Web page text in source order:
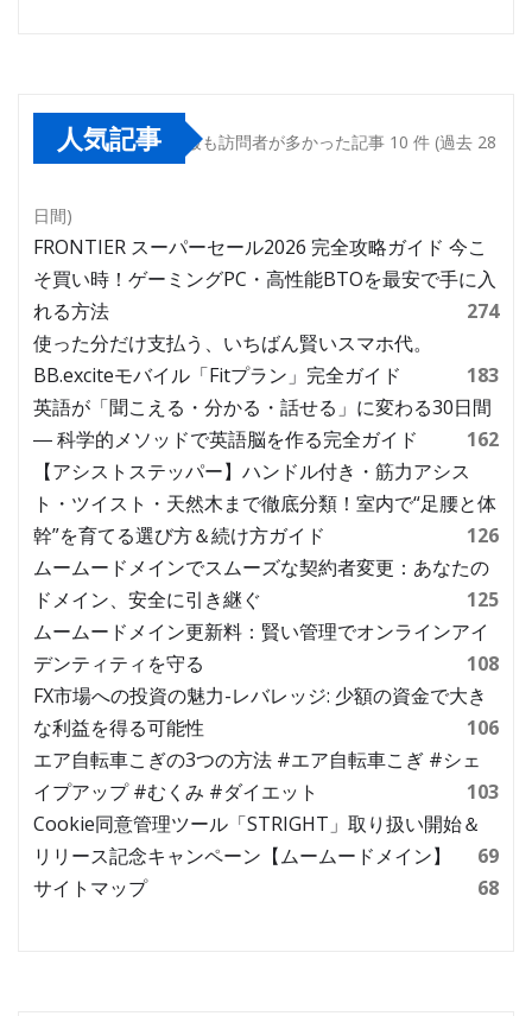
人気記事 最も訪問者が多かった記事 10 件 (過去 28
日間)
FRONTIER スーパーセール2026 完全攻略ガイド 今こ
そ買い時！ゲーミングPC・高性能BTOを最安で手に入
れる方法
274
使った分だけ支払う、いちばん賢いスマホ代。
BB.exciteモバイル「Fitプラン」完全ガイド
183
英語が「聞こえる・分かる・話せる」に変わる30日間
― 科学的メソッドで英語脳を作る完全ガイド
162
【アシストステッパー】ハンドル付き・筋力アシス
ト・ツイスト・天然木まで徹底分類！室内で“足腰と体
幹”を育てる選び方＆続け方ガイド
126
ムームードメインでスムーズな契約者変更：あなたの
ドメイン、安全に引き継ぐ
125
ムームードメイン更新料：賢い管理でオンラインアイ
デンティティを守る
108
FX市場への投資の魅力-レバレッジ: 少額の資金で大き
な利益を得る可能性
106
エア自転車こぎの3つの方法 #エア自転車こぎ #シェ
イプアップ #むくみ #ダイエット
103
Cookie同意管理ツール「STRIGHT」取り扱い開始＆
リリース記念キャンペーン【ムームードメイン】
69
サイトマップ
68